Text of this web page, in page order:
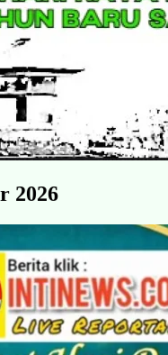
2026